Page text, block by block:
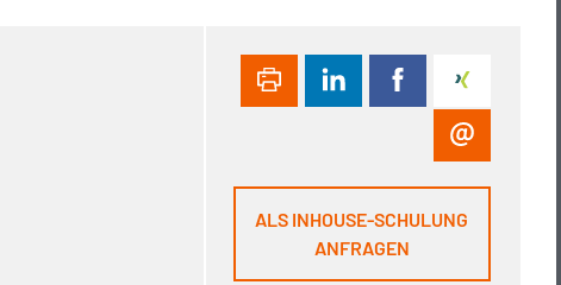
ALS INHOUSE-SCHULUNG
ANFRAGEN